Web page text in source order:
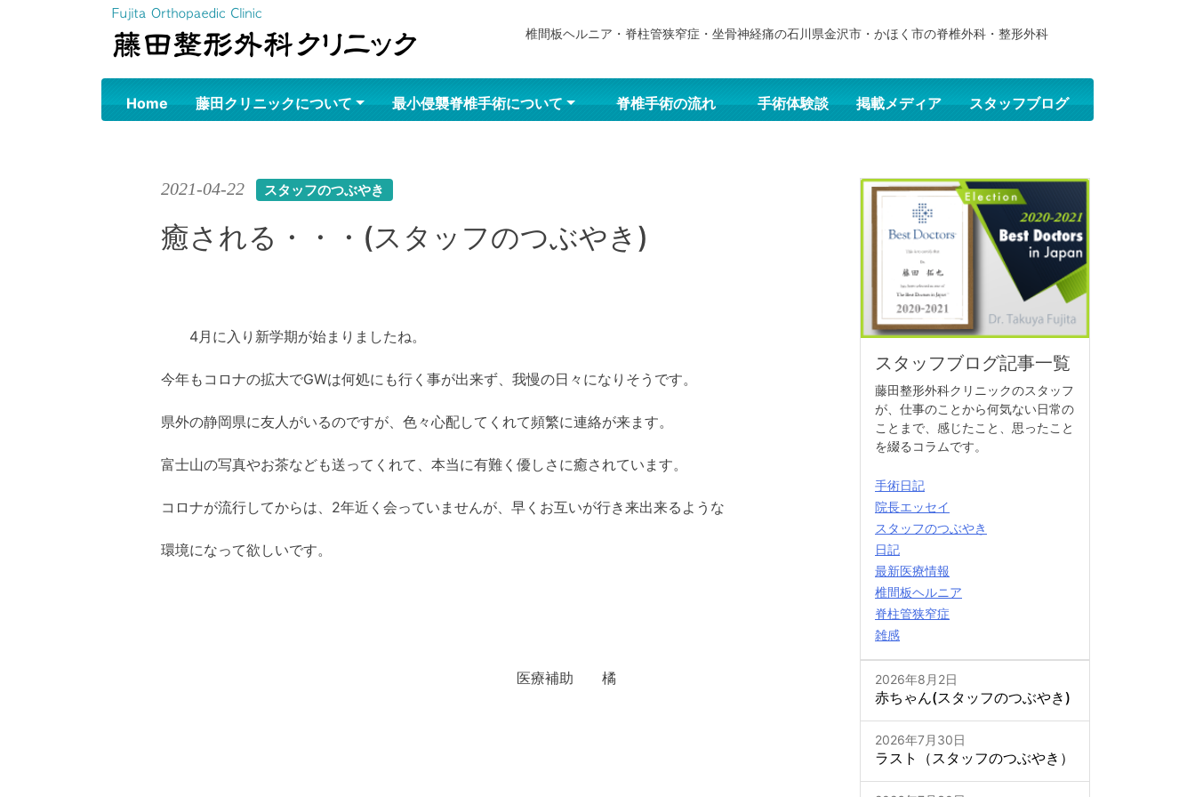
椎間板ヘルニア・脊柱管狭窄症・坐骨神経痛の石川県金沢市・かほく市の脊椎外科・整形外科
Home 藤田クリニックについて 最小侵襲脊椎手術について 脊椎手術の流れ 手術体験談 掲載メディア スタッフブログ
2021-04-22 スタッフのつぶやき
癒される・・・(スタッフのつぶやき)
4月に入り新学期が始まりましたね。
今年もコロナの拡大でGWは何処にも行く事が出来ず、我慢の日々になりそうです。
県外の静岡県に友人がいるのですが、色々心配してくれて頻繁に連絡が来ます。
富士山の写真やお茶なども送ってくれて、本当に有難く優しさに癒されています。
コロナが流行してからは、2年近く会っていませんが、早くお互いが行き来出来るような
環境になって欲しいです。
医療補助 橘
スタッフブログ記事一覧
藤田整形外科クリニックのスタッフ
が、仕事のことから何気ない日常の
ことまで、感じたこと、思ったこと
を綴るコラムです。
手術日記
院長エッセイ
スタッフのつぶやき
日記
最新医療情報
椎間板ヘルニア
脊柱管狭窄症
雑感
2026年8月2日
赤ちゃん(スタッフのつぶやき)
2026年7月30日
ラスト（スタッフのつぶやき）